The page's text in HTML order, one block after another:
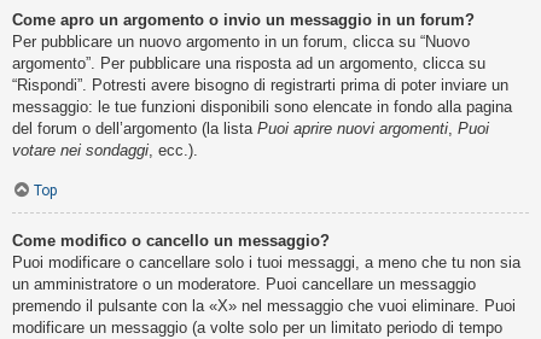
Come apro un argomento o invio un messaggio in un forum?
Per pubblicare un nuovo argomento in un forum, clicca su “Nuovo
argomento”. Per pubblicare una risposta ad un argomento, clicca su
“Rispondi”. Potresti avere bisogno di registrarti prima di poter inviare un
messaggio: le tue funzioni disponibili sono elencate in fondo alla pagina
del forum o dell’argomento (la lista Puoi aprire nuovi argomenti Puoi
votare nei sondaggi , ecc.).
Top
Come modifico o cancello un messaggio?
Puoi modificare o cancellare solo i tuoi messaggi, a meno che tu non sia
un amministratore o un moderatore. Puoi cancellare un messaggio
premendo il pulsante con la «X» nel messaggio che vuoi eliminare. Puoi
modificare un messaggio (a volte solo per un limitato periodo di tempo